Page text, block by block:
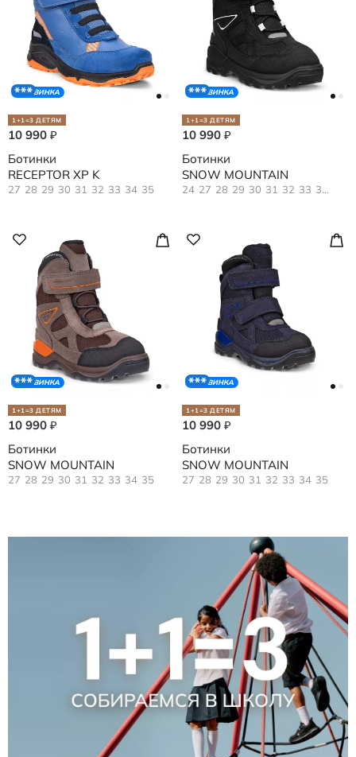
НОВИНКА
1+1=3 ДЕТЯМ
10 990 ₽
Ботинки
RECEPTOR XP K
27 28 29 30 31 32 33 34 35
НОВИНКА
1+1=3 ДЕТЯМ
10 990 ₽
Ботинки
SNOW MOUNTAIN
24 27 28 29 30 31 32 33 34
НОВИНКА
1+1=3 ДЕТЯМ
10 990 ₽
Ботинки
SNOW MOUNTAIN
27 28 29 30 31 32 33 34 35
НОВИНКА
1+1=3 ДЕТЯМ
10 990 ₽
Ботинки
SNOW MOUNTAIN
27 28 29 30 31 32 33 34 35